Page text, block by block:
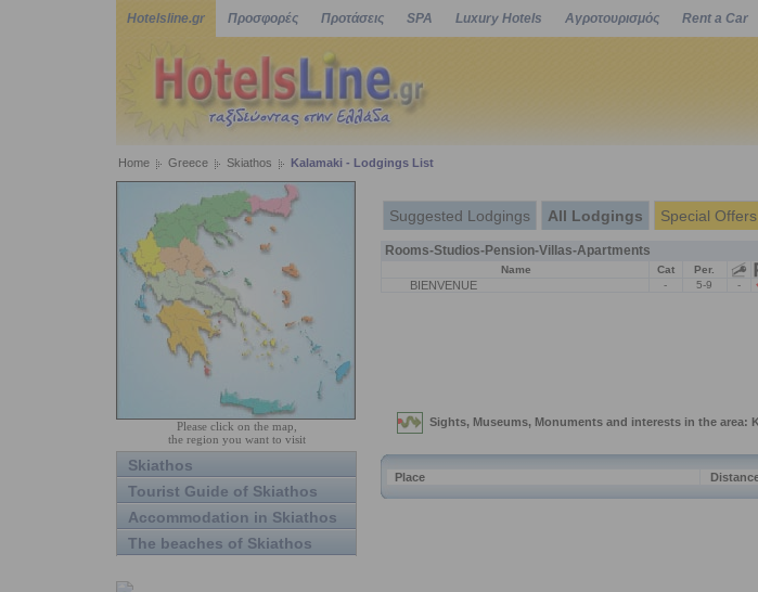
Hotelsline.gr Προσφορές Προτάσεις SPA Luxury Hotels Αγροτουρισμός Rent a Car
Home Greece Skiathos Kalamaki - Lodgings List
Please click on the map,
the region you want to visit
Skiathos
Tourist Guide of Skiathos
Accommodation in Skiathos
The beaches of Skiathos
Suggested Lodgings All Lodgings Special Offers
Rooms-Studios-Pension-Villas-Apartments
Name Cat Per.
BIENVENUE - 5-9 -